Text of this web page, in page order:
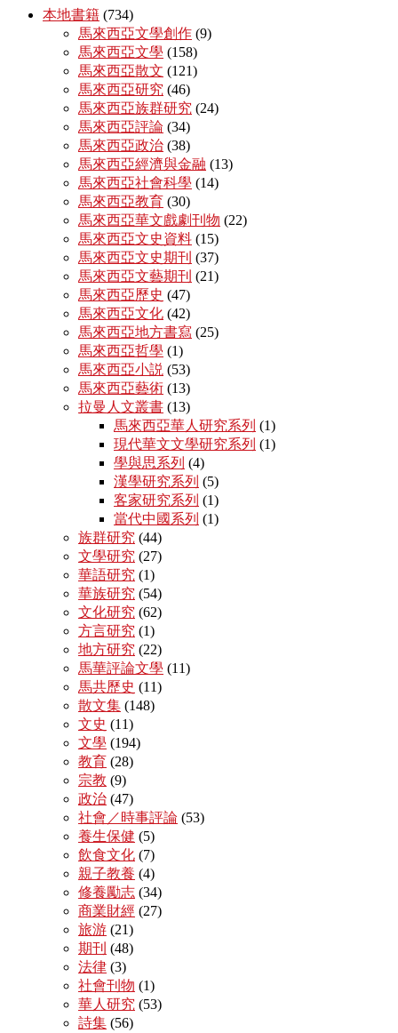
本地書籍 (734)
馬來西亞文學創作 (9)
馬來西亞文學 (158)
馬來西亞散文 (121)
馬來西亞研究 (46)
馬來西亞族群研究 (24)
馬來西亞評論 (34)
馬來西亞政治 (38)
馬來西亞經濟與金融 (13)
馬來西亞社會科學 (14)
馬來西亞教育 (30)
馬來西亞華文戲劇刊物 (22)
馬來西亞文史資料 (15)
馬來西亞文史期刊 (37)
馬來西亞文藝期刊 (21)
馬來西亞歷史 (47)
馬來西亞文化 (42)
馬來西亞地方書寫 (25)
馬來西亞哲學 (1)
馬來西亞小説 (53)
馬來西亞藝術 (13)
拉曼人文叢書 (13)
馬來西亞華人研究系列 (1)
現代華文文學研究系列 (1)
學與思系列 (4)
漢學研究系列 (5)
客家研究系列 (1)
當代中國系列 (1)
族群研究 (44)
文學研究 (27)
華語研究 (1)
華族研究 (54)
文化研究 (62)
方言研究 (1)
地方研究 (22)
馬華評論文學 (11)
馬共歷史 (11)
散文集 (148)
文史 (11)
文學 (194)
教育 (28)
宗教 (9)
政治 (47)
社會／時事評論 (53)
養生保健 (5)
飲食文化 (7)
親子教養 (4)
修養勵志 (34)
商業財經 (27)
旅游 (21)
期刊 (48)
法律 (3)
社會刊物 (1)
華人研究 (53)
詩集 (56)